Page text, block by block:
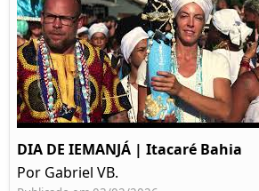
DIA DE IEMANJÁ | Itacaré Bahia
Por Gabriel VB.